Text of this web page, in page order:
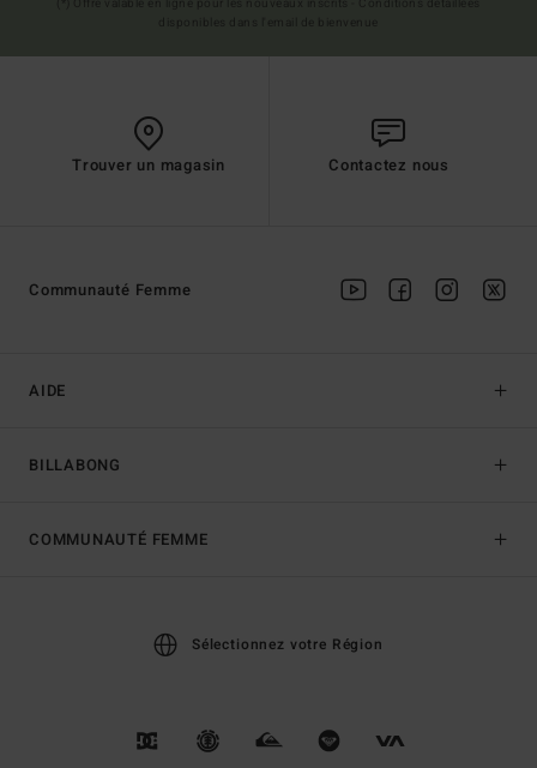
Trouver un magasin Contactez nous
AIDE
BILLABONG
Communauté Femme
COMMUNAUTÉ FEMME
Sélectionnez votre Région